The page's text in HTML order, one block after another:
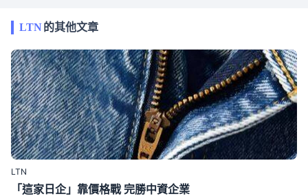
LTN的其他文章
LTN
「這家日企」靠價格戰 完勝中資企業